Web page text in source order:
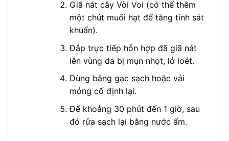
Giã nát cây Vòi Voi (có thể thêm
một chút muối hạt để tăng tính sát
khuẩn).
Đắp trực tiếp hỗn hợp đã giã nát
lên vùng da bị mụn nhọt, lở loét.
Dùng băng gạc sạch hoặc vải
mỏng cố định lại.
Để khoảng 30 phút đến 1 giờ, sau
đó rửa sạch lại bằng nước ấm.